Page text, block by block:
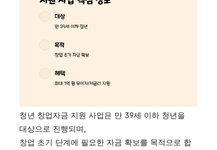
청년 창업자금 지원 사업은 만 39세 이하 청년을
대상으로 진행되며,
창업 초기 단계에 필요한 자금 확보를 목적으로 합